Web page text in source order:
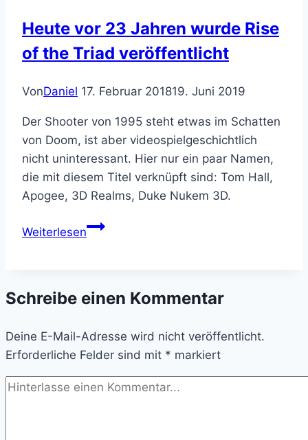
Heute vor 23 Jahren wurde Rise
of the Triad veröffentlicht
VonDaniel 17. Februar 201819. Juni 2019
Der Shooter von 1995 steht etwas im Schatten
von Doom, ist aber videospielgeschichtlich
nicht uninteressant. Hier nur ein paar Namen,
die mit diesem Titel verknüpft sind: Tom Hall,
Apogee, 3D Realms, Duke Nukem 3D.
WeiterlesenHeute
wurde
of
the
Triad
veröffentlicht
Schreibe einen Kommentar
Deine E-Mail-Adresse wird nicht veröffentlicht.
Erforderliche Felder sind mit * markiert